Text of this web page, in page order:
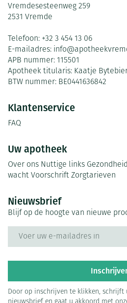
Vremdesesteenweg 259
2531 Vremde
Telefoon: +32 3 454 13 06
E-mailadres: info@
APB nummer: 115501
Apotheek titularis: Kaatje
BTW nummer: BE0441636842
Klantenservice
FAQ
Uw apotheek
Over ons Nuttige links
wacht Voorschrift Zorgtarieven
Nieuwsbrief
Blijf op de hoogte van nieuwe
Door op inschrijven te klikken, schrijft